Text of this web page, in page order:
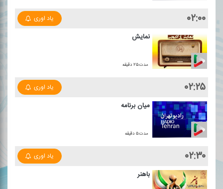
۰۲:۰۰ یاد اوری
نمایش
مدت:۲۵ دقیقه
۰۲:۲۵ یاد اوری
میان برنامه
مدت:۵ دقیقه
۰۲:۳۰ یاد اوری
باهنر